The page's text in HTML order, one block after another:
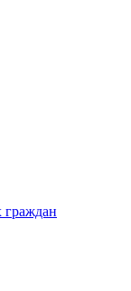
граждан